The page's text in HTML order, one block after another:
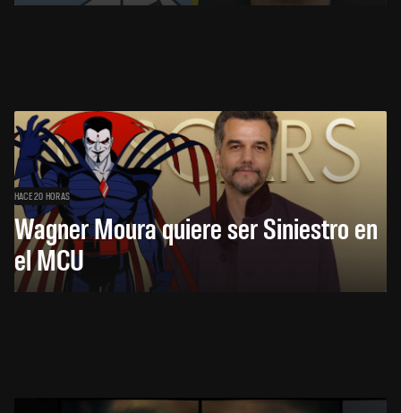
HACE 20 HORAS
Wagner Moura quiere ser Siniestro en
el MCU